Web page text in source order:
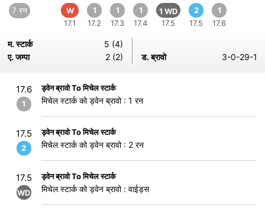
7 रन
W
17.1
1
17.2
1
17.3
1
17.4
1 WD
17.5
2
17.5
1
17.6
म. स्टार्क
5 (4)
ए. जम्पा
2 (2) ड. ब्रावो 3-0-29-1
17.6
1
ड्वेन ब्रावो To मिचेल स्टार्क
मिचेल स्टार्क को ड्वेन ब्रावो : 1 रन
17.5
2
ड्वेन ब्रावो To मिचेल स्टार्क
मिचेल स्टार्क को ड्वेन ब्रावो : 2 रन
17.5
WD
ड्वेन ब्रावो To मिचेल स्टार्क
मिचेल स्टार्क को ड्वेन ब्रावो : वाईड्स